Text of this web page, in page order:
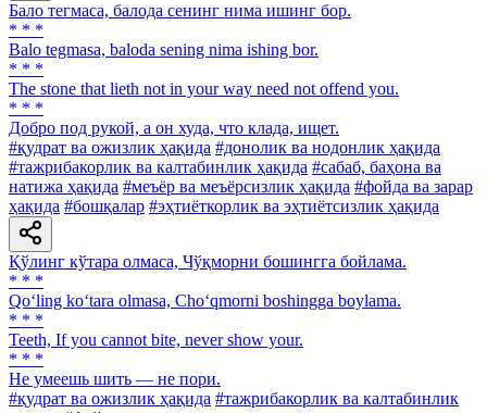
Бало тегмаса, балода сенинг нима ишинг бор.
* * *
Balo tegmasa, baloda sening nima ishing bor.
* * *
The stone that lieth not in your way need not offend you.
* * *
Добро под рукой, а он худа, что клада, ищет.
#қудрат ва ожизлик ҳақида #донолик ва нодонлик ҳақида
#тажрибакорлик ва калтабинлик ҳақида #сабаб, баҳона ва
натижа ҳақида #меъёр ва меъёрсизлик ҳақида #фойда ва зарар
ҳақида #бошқалар #эҳтиёткорлик ва эҳтиётсизлик ҳақида
Қўлинг кўтара олмаса, Чўқморни бошингга бойлама.
* * *
Qo‘ling ko‘tara olmasa, Cho‘qmorni boshingga boylama.
* * *
Teeth, If you cannot bite, never show your.
* * *
He умеешь шить — не пори.
#қудрат ва ожизлик ҳақида #тажрибакорлик ва калтабинлик